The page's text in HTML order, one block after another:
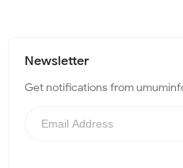
Newsletter
Get notifications from